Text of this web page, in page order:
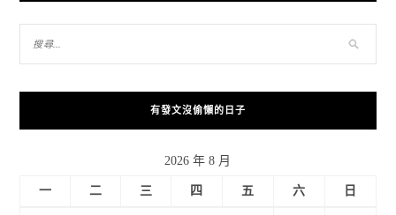
有發文沒偷懶的日子
2026 年 8 月
一 二 三 四 五 六 日